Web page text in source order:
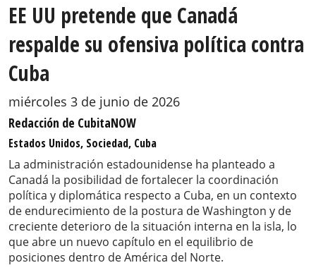
EE UU pretende que Canadá
respalde su ofensiva política contra
Cuba
miércoles 3 de junio de 2026
Redacción de CubitaNOW
Estados Unidos, Sociedad, Cuba
La administración estadounidense ha planteado a
Canadá la posibilidad de fortalecer la coordinación
política y diplomática respecto a Cuba, en un contexto
de endurecimiento de la postura de Washington y de
creciente deterioro de la situación interna en la isla, lo
que abre un nuevo capítulo en el equilibrio de
posiciones dentro de América del Norte.